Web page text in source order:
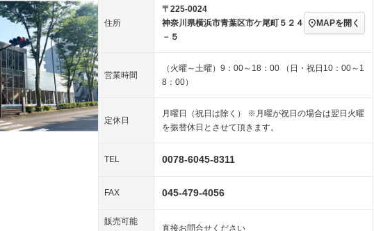
－ チップアップシート オットマン 電動格納サードシート
－ ウォークスルー 後席モニター 電動リアゲート
－ シートエアコン
－ エアサスペンション
装備略号／用語解説
住所
〒225-0024
神奈川県横浜市青葉区市ケ尾町５２４
－５
MAPを開く
営業時間
（火曜～土曜）9：00～18：00 （日・祝日10：00～1
8：00）
定休日
月曜日（祝日は除く） ※月曜が祝日の場合は翌日火曜
を振替休日とさせて頂きます。
TEL 0078-6045-8311
FAX 045-479-4056
販売可能
直接お問合せください